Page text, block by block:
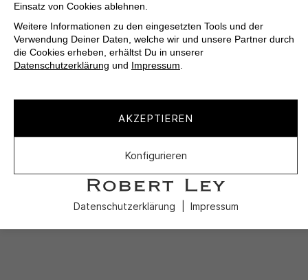
Einsatz von Cookies ablehnen.
Weitere Informationen zu den eingesetzten Tools und der
Verwendung Deiner Daten, welche wir und unsere Partner durch
die Cookies erheben, erhältst Du in unserer
Datenschutzerklärung und Impressum.
AKZEPTIEREN
Konfigurieren
Datenschutzerklärung Impressum